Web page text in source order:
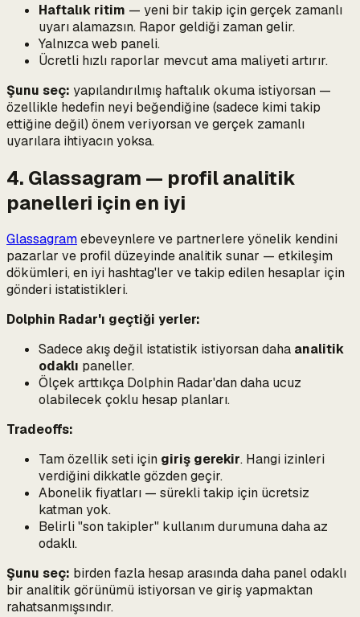
Haftalık ritim — yeni bir takip için gerçek zamanlı
uyarı alamazsın. Rapor geldiği zaman gelir.
Yalnızca web paneli.
Ücretli hızlı raporlar mevcut ama maliyeti artırır.
Şunu seç: yapılandırılmış haftalık okuma istiyorsan —
özellikle hedefin neyi beğendiğine(sadece kimi takip
ettiğine değil) önem veriyorsan ve gerçek zamanlı
uyarılara ihtiyacın yoksa.
4. Glassagram — profil analitik
panelleri için en iyi
Glassagramebeveynlere ve partnerlere yönelik kendini
pazarlar ve profil düzeyinde analitik sunar — etkileşim
dökümleri, en iyi hashtag'ler ve takip edilen hesaplar için
gönderi istatistikleri.
Dolphin Radar'ı geçtiği yerler:
Sadece akış değil istatistik istiyorsan daha analitik
odaklı paneller.
Ölçek arttıkça Dolphin Radar'dan daha ucuz
olabilecek çoklu hesap planları.
Tradeoffs:
Tam özellik seti için giriş gerekir. Hangi izinleri
verdiğini dikkatle gözden geçir.
Abonelik fiyatları — sürekli takip için ücretsiz
katman yok.
Belirli "son takipler" kullanım durumuna daha az
odaklı.
Şunu seç: birden fazla hesap arasında daha panel odaklı
bir analitik görünümü istiyorsan ve giriş yapmaktan
rahatsanmışsındır.